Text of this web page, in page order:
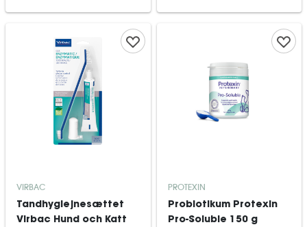
VIRBAC
Tandhygiejnesættet
Virbac Hund och Katt
PROTEXIN
Probiotikum Protexin
Pro-Soluble 150 g